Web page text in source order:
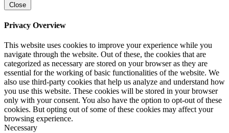
Close
Privacy Overview
This website uses cookies to improve your experience while you
navigate through the website. Out of these, the cookies that are
categorized as necessary are stored on your browser as they are
essential for the working of basic functionalities of the website. We
also use third-party cookies that help us analyze and understand how
you use this website. These cookies will be stored in your browser
only with your consent. You also have the option to opt-out of these
cookies. But opting out of some of these cookies may affect your
browsing experience.
Necessary